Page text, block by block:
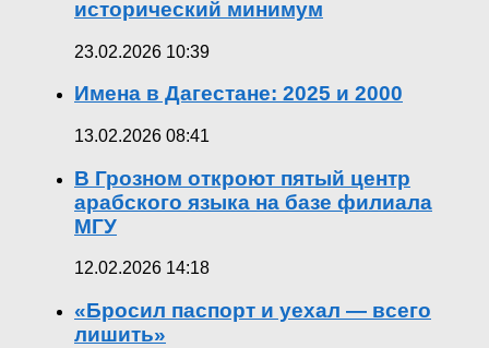
исторический минимум
23.02.2026 10:39
Имена в Дагестане: 2025 и 2000
13.02.2026 08:41
В Грозном откроют пятый центр
арабского языка на базе филиала
МГУ
12.02.2026 14:18
«Бросил паспорт и уехал — всего
лишить»